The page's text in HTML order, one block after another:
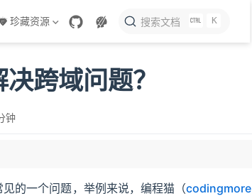
珍藏资源 搜索文档 K
跨域问题？
钟
的一个问题，举例来说，编程猫（codingmore